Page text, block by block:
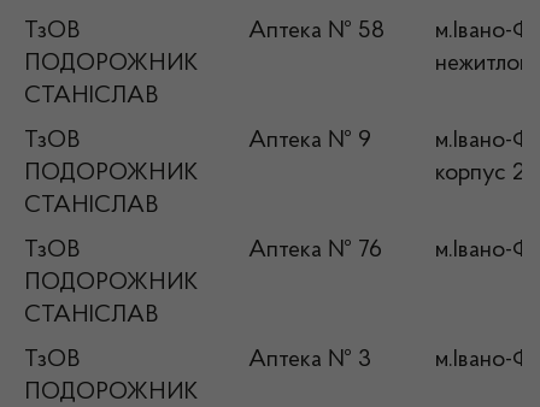
ТзОВ
ПОДОРОЖНИК
СТАНІСЛАВ
Аптека № 58
м.Івано-
ТзОВ
ПОДОРОЖНИК
СТАНІСЛАВ
Аптека № 9
м.Івано-
корпус 2
ТзОВ
ПОДОРОЖНИК
СТАНІСЛАВ
Аптека № 76 м.Івано-
ТзОВ
ПОДОРОЖНИК
Аптека № 3 м.Івано-